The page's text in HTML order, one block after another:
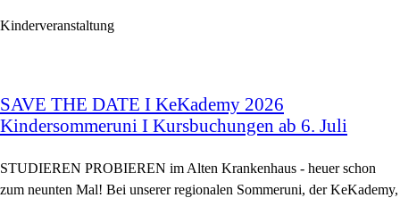
Kinderveranstaltung
SAVE THE DATE I KeKademy 2026
Kindersommeruni I Kursbuchungen ab 6. Juli
STUDIEREN PROBIEREN im Alten Krankenhaus - heuer schon
zum neunten Mal! Bei unserer regionalen Sommeruni, der KeKademy,